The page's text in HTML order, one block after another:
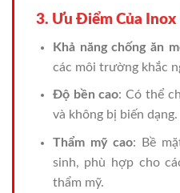
3. Ưu Điểm Của Inox
Khả năng chống ăn
các môi trường khắc
Độ bền cao: Có thể
và không bị biến dạng.
Thẩm mỹ cao: Bề
sinh, phù hợp cho
thẩm mỹ.